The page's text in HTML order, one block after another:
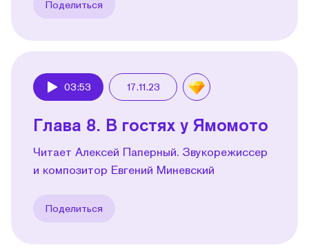
Поделиться
03:53 17.11.23
Глава 8. В гостях у Ямомото
Читает Алексей Паперный. Звукорежиссер
и композитор Евгений Миневский
Поделиться